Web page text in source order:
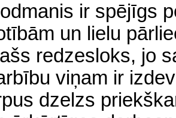
ir spējīgs
un lielu
redzesloks, jo
viņam ir
dzelzs